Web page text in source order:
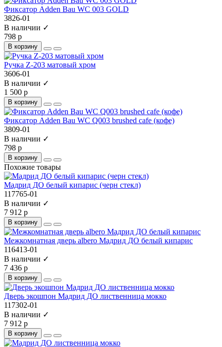
Фиксатор Adden Bau WC 003 GOLD
3826-01
В наличии ✓
798 р
В корзину
Ручка Z-203 матовый хром
3606-01
В наличии ✓
1 500 р
В корзину
Фиксатор Adden Bau WC Q003 brushed cafe (кофе)
3809-01
В наличии ✓
798 р
В корзину
Похожие товары
Мадрид ДО белый кипарис (черн стекл)
117765-01
В наличии ✓
7 912 р
В корзину
Межкомнатная дверь albero Мадрид ДО белый кипарис
116413-01
В наличии ✓
7 436 р
В корзину
Дверь экошпон Мадрид ДО лиственница мокко
117302-01
В наличии ✓
7 912 р
В корзину